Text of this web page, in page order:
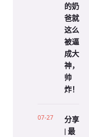
的奶
爸就
这么
被逼
成大
神，
帅
炸！
07-27
分享
| 最